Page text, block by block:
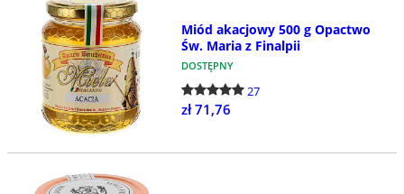
Miód akacjowy 500 g Opactwo
Św. Maria z Finalpii
DOSTĘPNY
27
zł 71,76